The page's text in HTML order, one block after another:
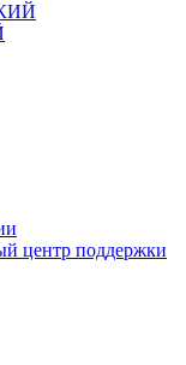
центр поддержки